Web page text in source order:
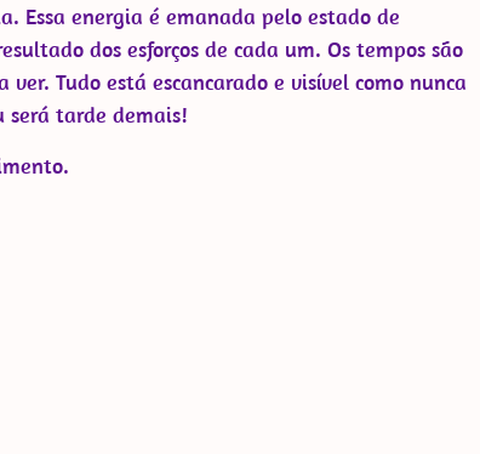
Essa energia é emanada pelo estado de
dos esforços de cada um. Os tempos são
Tudo está escancarado e visível como nunca
será tarde demais!